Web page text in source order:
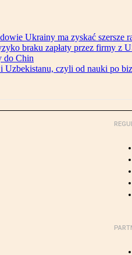
Ukrainy ma zyskać szersze
braku zapłaty przez firmy z
do Chin
czyli od nauki po